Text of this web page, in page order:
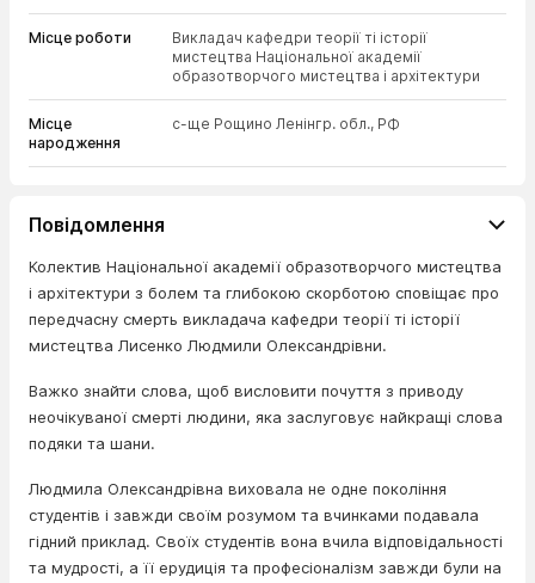
Місце роботи
Викладач кафедри теорії ті історії
мистецтва Національної академії
образотворчого мистецтва і архітектури
Місце
народження
с-ще Рощино Ленінгр. обл., РФ
Повідомлення
Колектив Національної академії образотворчого мистецтва
і архітектури з болем та глибокою скорботою сповіщає про
передчасну смерть викладача кафедри теорії ті історії
мистецтва Лисенко Людмили Олександрівни.
Важко знайти слова, щоб висловити почуття з приводу
неочікуваної смерті людини, яка заслуговує найкращі слова
подяки та шани.
Людмила Олександрівна виховала не одне покоління
студентів і завжди своїм розумом та вчинками подавала
гідний приклад. Своїх студентів вона вчила відповідальності
та мудрості, а її ерудиція та професіоналізм завжди були на